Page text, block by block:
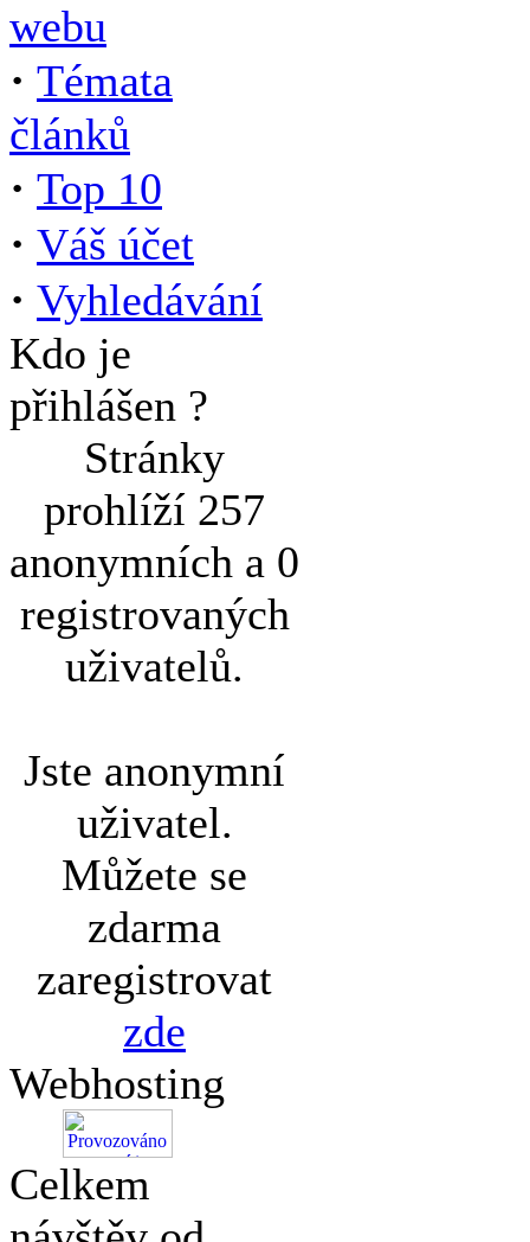
webu
· Témata
článků
· Top 10
· Váš účet
· Vyhledávání
Kdo je
přihlášen ?
Stránky
prohlíží 257
anonymních a 0
registrovaných
uživatelů.
Jste anonymní
uživatel.
Můžete se
zdarma
zaregistrovat
zde
Webhosting
Celkem